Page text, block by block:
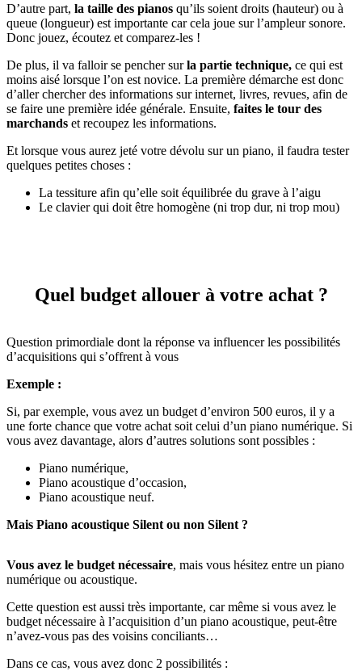
D’autre part, la taille des pianos qu’ils soient droits (hauteur) ou à
queue (longueur) est importante car cela joue sur l’ampleur sonore.
Donc jouez, écoutez et comparez-les !
De plus, il va falloir se pencher surla partie technique, ce qui est
moins aisé lorsque l’on est novice. La première démarche est donc
d’aller chercher des informations sur internet, livres, revues, afin de
se faire une première idée générale. Ensuite, faites le tour des
marchands et recoupez les informations.
Et lorsque vous aurez jeté votre dévolu sur un piano, il faudra tester
quelques petites choses :
La tessiture afin qu’elle soit équilibrée du grave à l’aigu
Le clavier qui doit être homogène (ni trop dur, ni trop mou)
Quel budget allouer à votre achat ?
Question primordiale dont la réponse va influencer les possibilités
d’acquisitions qui s’offrent à vous
Exemple :
Si, par exemple, vous avez un budget d’environ 500 euros, il y a
une forte chance que votre achat soit celui d’un piano numérique. Si
vous avez davantage, alors d’autres solutions sont possibles :
Piano numérique,
Piano acoustique d’occasion,
Piano acoustique neuf.
Mais Piano acoustique Silent ou non Silent ?
Vous avez le budget nécessaire, mais vous hésitez entre un piano
numérique ou acoustique.
Cette question est aussi très importante, car même si vous avez le
budget nécessaire à l’acquisition d’un piano acoustique, peut-être
n’avez-vous pas des voisins conciliants…
Dans ce cas, vous avez donc 2 possibilités :